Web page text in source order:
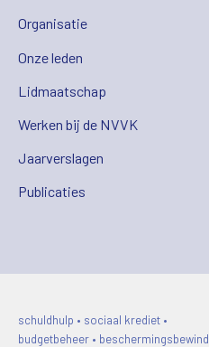
Organisatie
Onze leden
Lidmaatschap
Werken bij de NVVK
Jaarverslagen
Publicaties
schuldhulp • sociaal krediet •
budgetbeheer • beschermingsbewind